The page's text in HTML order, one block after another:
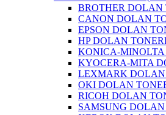
BROTHER DOLAN
CANON DOLAN
EPSON DOLAN
HP DOLAN
KONICA-
KYOCERA-MITA
LEXMARK
OKI DOLAN
RICOH DOLAN
SAMSUNG